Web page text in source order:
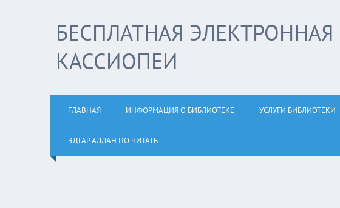
БЕСПЛАТНАЯ
КАССИОПЕИ
ГЛАВНАЯ ИНФОРМАЦИЯ О БИБЛИОТЕКЕ УСЛУГИ БИБЛИОТЕКИ
ЭДГАР АЛЛАН ПО ЧИТАТЬ